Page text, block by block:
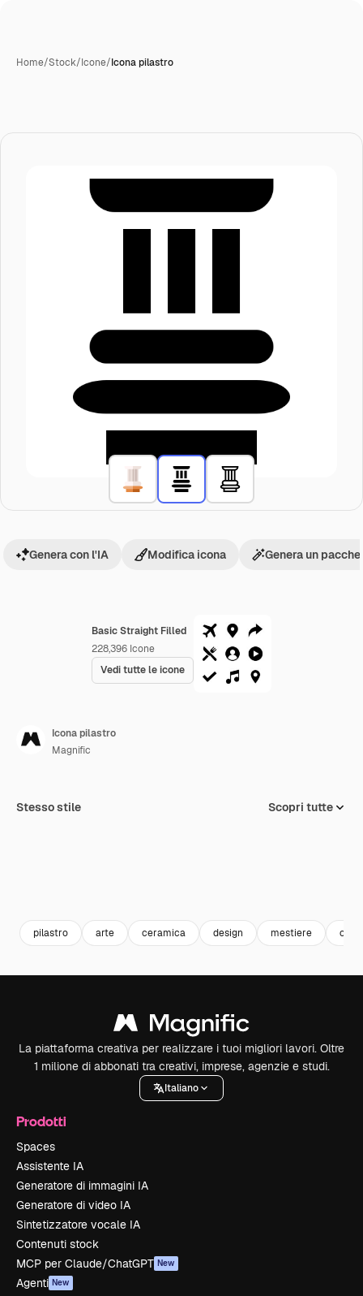
Home/Stock/Icone/Icona pilastro
Basic Straight Filled
228,396 Icone
Vedi tutte le icone
Genera con l'IA Modifica icona Genera un
Icona pilastro
Magnific
Stesso stile Scopri tutte
pilastro arte ceramica design mestiere
La piattaforma creativa per realizzare i tuoi migliori lavori. Oltre
1 milione di abbonati tra creativi, imprese, agenzie e studi.
Italiano
Prodotti
Spaces
Assistente IA
Generatore di immagini IA
Generatore di video IA
Sintetizzatore vocale IA
Contenuti stock
MCP per Claude/ChatGPT New
Agenti New